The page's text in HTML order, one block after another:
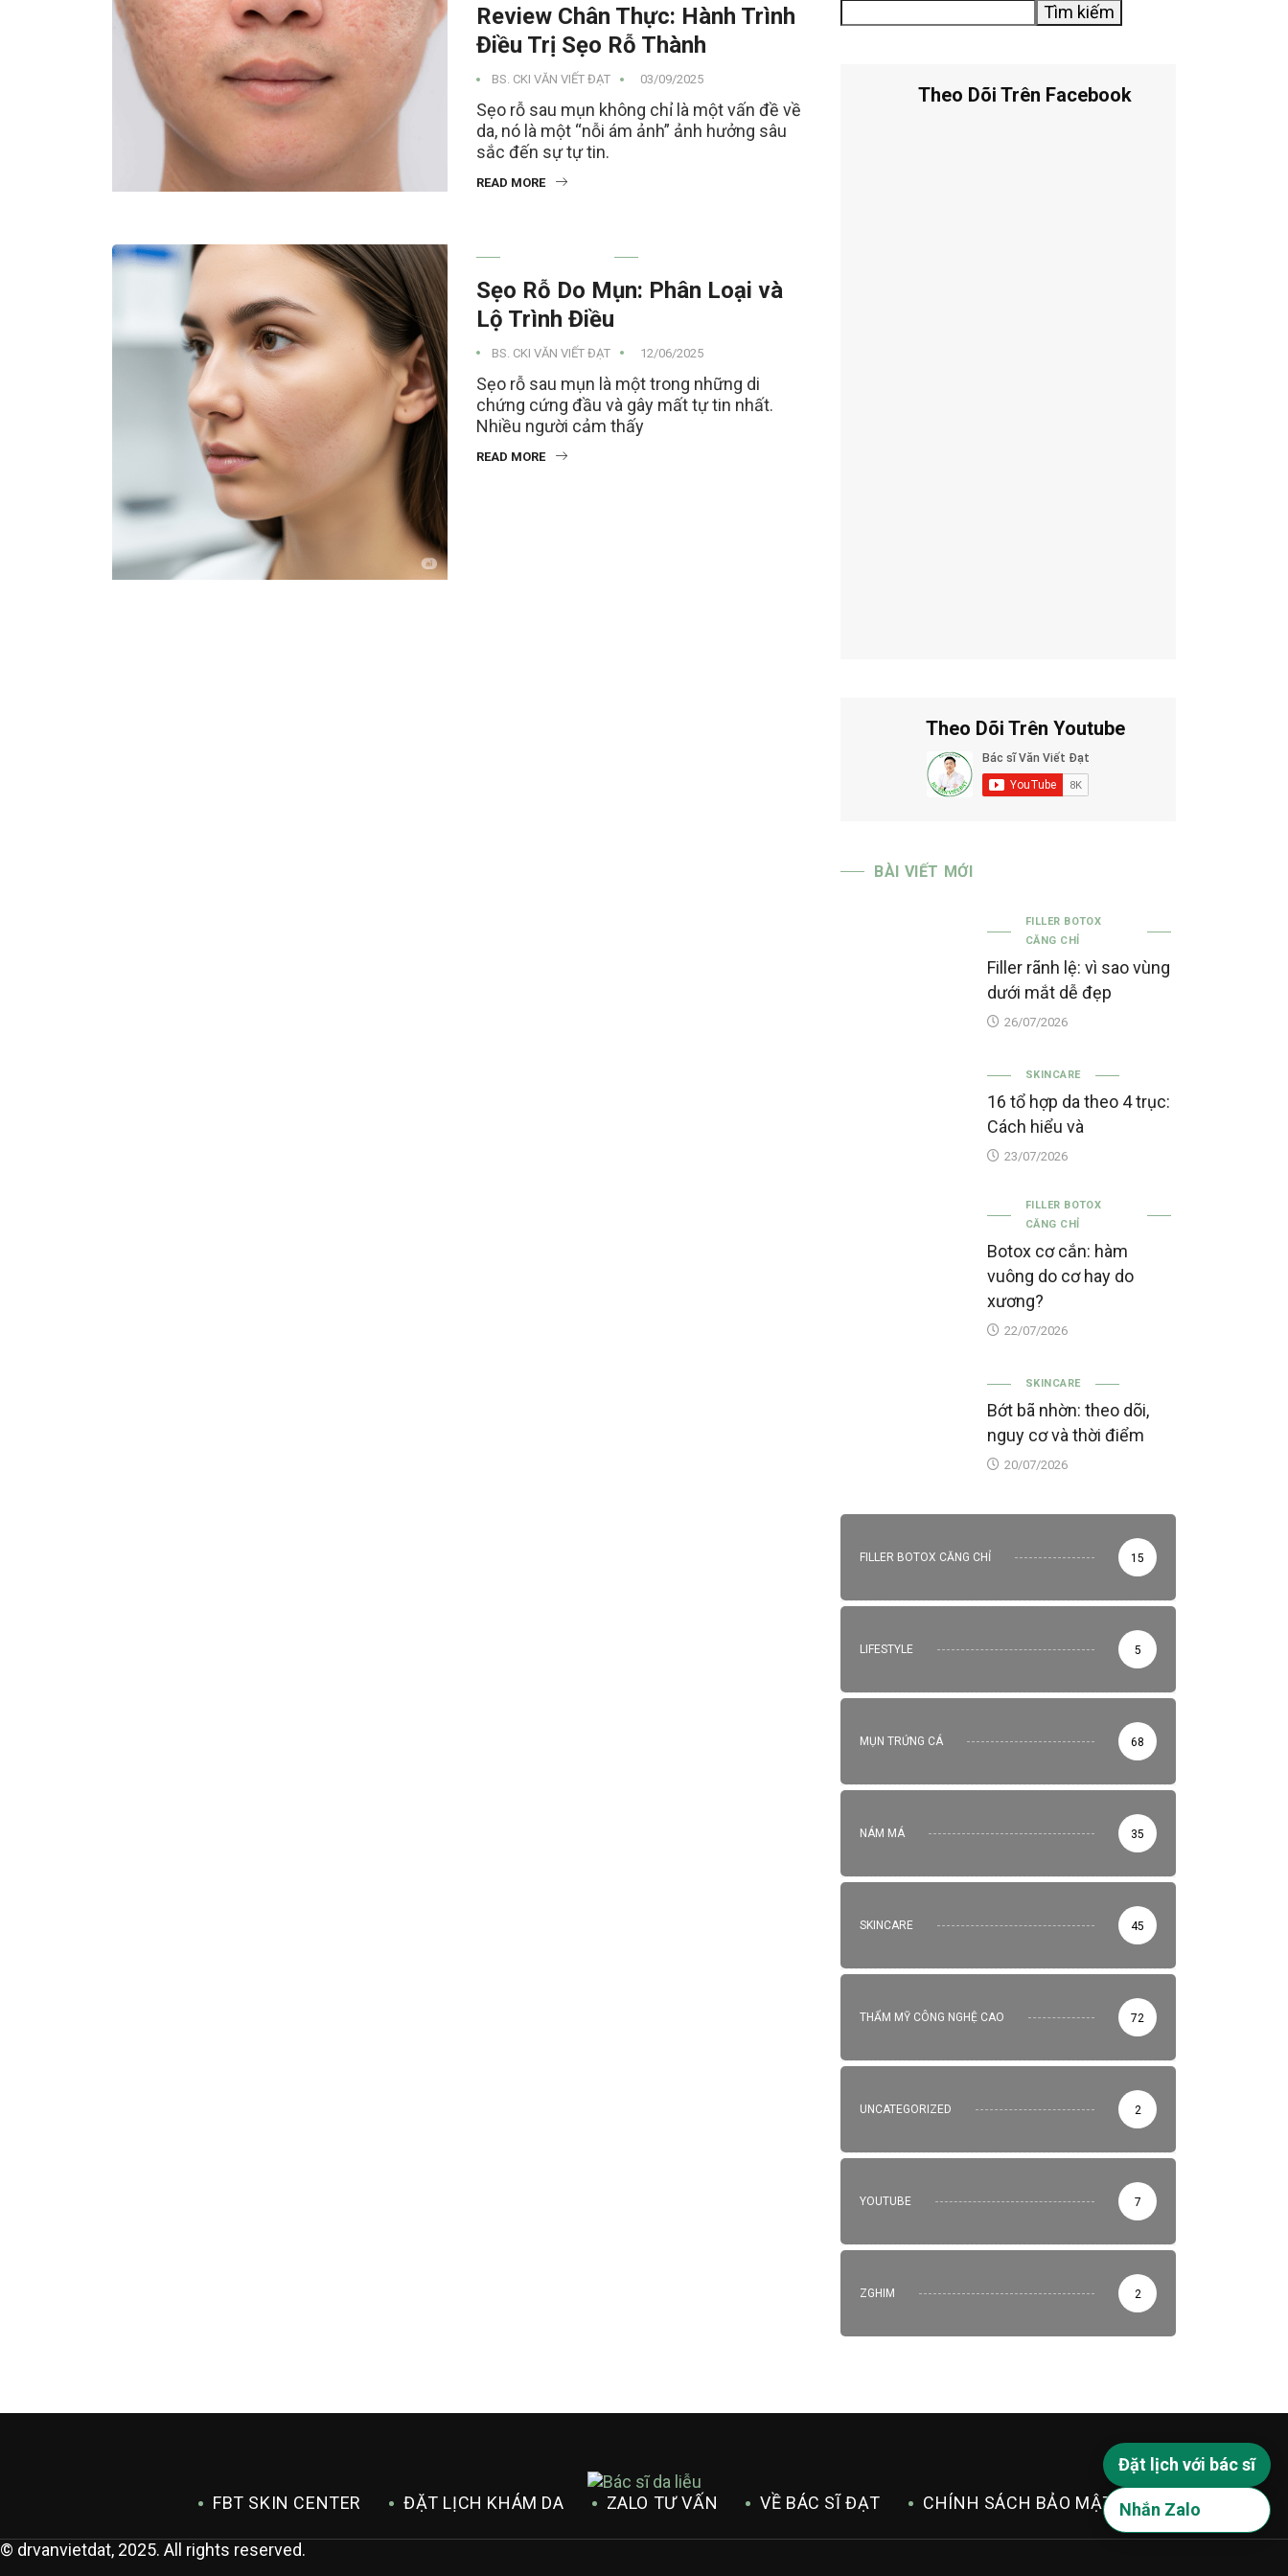
Review Chân Thực: Hành Trình
Điều Trị Sẹo Rỗ Thành
BS. CKI VĂN VIẾT ĐẠT 03/09/2025
Sẹo rỗ sau mụn không chỉ là một vấn đề về
da, nó là một “nỗi ám ảnh” ảnh hưởng sâu
sắc đến sự tự tin.
READ MORE
Sẹo Rỗ Do Mụn: Phân Loại và
Lộ Trình Điều
BS. CKI VĂN VIẾT ĐẠT 12/06/2025
Sẹo rỗ sau mụn là một trong những di
chứng cứng đầu và gây mất tự tin nhất.
Nhiều người cảm thấy
READ MORE
Tìm kiếm
Theo Dõi Trên Facebook
Theo Dõi Trên Youtube
BÀI VIẾT MỚI
FILLER BOTOX
CĂNG CHỈ
Filler rãnh lệ: vì sao vùng
dưới mắt dễ đẹp
26/07/2026
SKINCARE
16 tổ hợp da theo 4 trục:
Cách hiểu và
23/07/2026
FILLER BOTOX
CĂNG CHỈ
Botox cơ cắn: hàm
vuông do cơ hay do
xương?
22/07/2026
SKINCARE
Bớt bã nhờn: theo dõi,
nguy cơ và thời điểm
20/07/2026
FILLER BOTOX CĂNG CHỈ 15
LIFESTYLE 5
MỤN TRỨNG CÁ 68
NÁM MÁ 35
SKINCARE 45
THẨM MỸ CÔNG NGHỆ CAO 72
UNCATEGORIZED 2
YOUTUBE 7
ZGHIM 2
FBT SKIN CENTER ĐẶT LỊCH KHÁM DA ZALO TƯ VẤN VỀ BÁC SĨ ĐẠT CHÍNH SÁCH BẢO MẬT
© drvanvietdat, 2025. All rights reserved.
Đặt lịch với bác sĩ
Nhắn Zalo